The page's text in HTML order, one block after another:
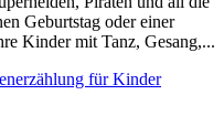
Geburtstag oder einer
Kinder mit Tanz, Gesang,...